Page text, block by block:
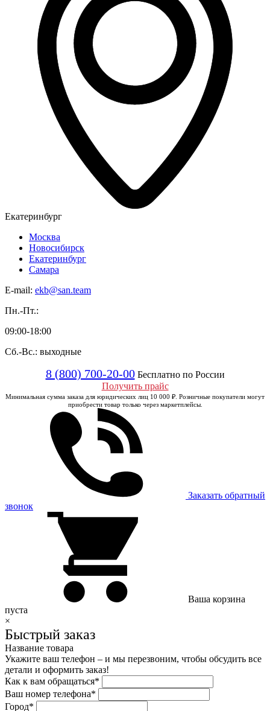
Екатеринбург
Москва
Новосибирск
Екатеринбург
Самара
E-mail: ekb@san.team
Пн.-Пт.:
09:00-18:00
Сб.-Вс.: выходные
8 (800) 700-20-00 Бесплатно по России
Получить прайс
Минимальная сумма заказа для юридических лиц 10 000 ₽. Розничные покупатели могут
приобрести товар только через маркетплейсы.
Заказать обратный
звонок
Ваша корзина
пуста
×
Быстрый заказ
Название товара
Укажите ваш телефон – и мы перезвоним, чтобы обсудить все
детали и оформить заказ!
Как к вам обращаться*
Ваш номер телефона*
Город*